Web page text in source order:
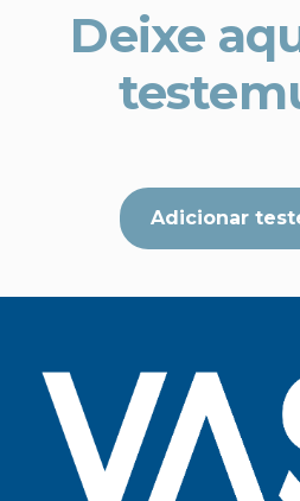
Deixe
Adicionar